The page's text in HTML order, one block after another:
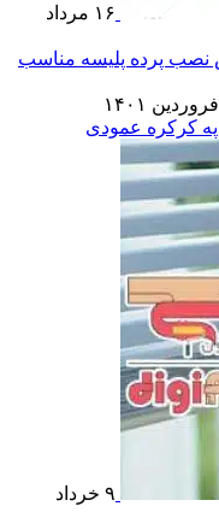
۱۶ مرداد
نصب پرده پلیسه مناسب
کرکره عمودی
۹ خرداد